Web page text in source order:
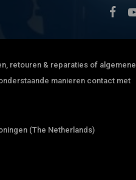
retouren & reparaties of algemene
manieren contact met
(The Netherlands)